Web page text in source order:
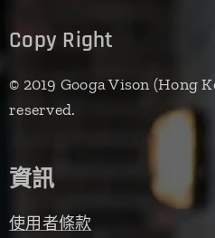
Copy Right
© 2019 Googa Vison (Hong
reserved.
資訊
使用者條款